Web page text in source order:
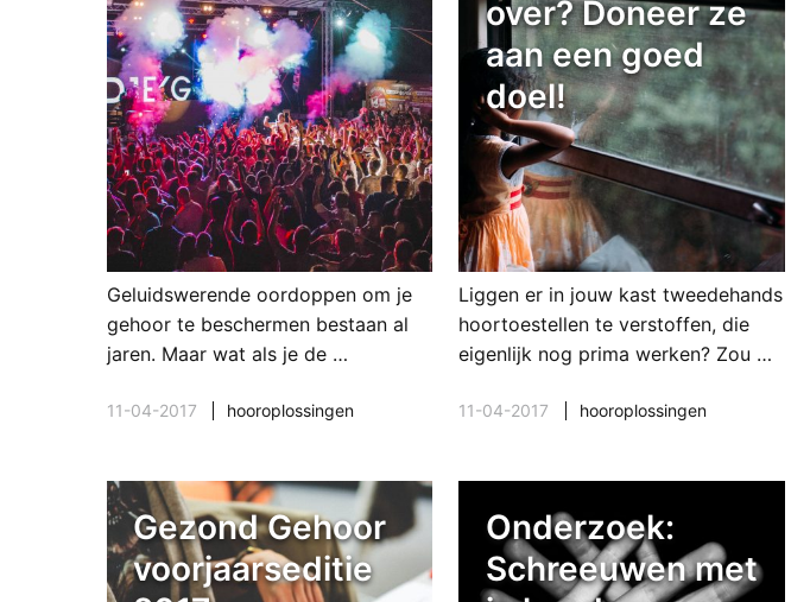
Geluidswerende oordoppen om je
gehoor te beschermen bestaan al
jaren. Maar wat als je de …
11-04-2017 hooroplossingen
over? Doneer ze
aan een goed
doel!
Liggen er in jouw kast tweedehands
hoortoestellen te verstoffen, die
eigenlijk nog prima werken? Zou …
11-04-2017 hooroplossingen
Gezond Gehoor
voorjaarseditie
Onderzoek:
Schreeuwen met